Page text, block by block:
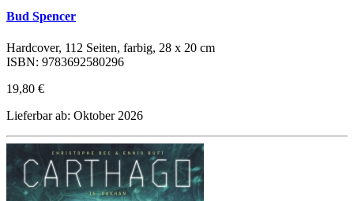
Bud Spencer
Hardcover, 112 Seiten, farbig, 28 x 20 cm
ISBN: 9783692580296
19,80 €
Lieferbar ab: Oktober 2026